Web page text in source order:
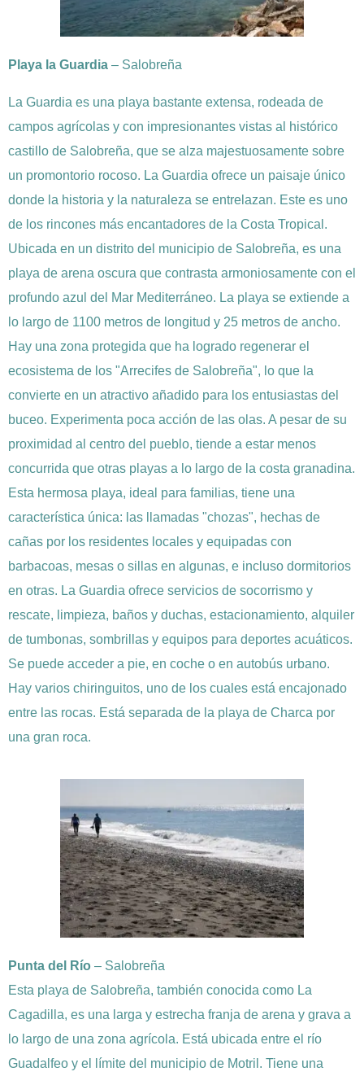
Playa la Guardia – Salobreña
La Guardia es una playa bastante extensa, rodeada de
campos agrícolas y con impresionantes vistas al histórico
castillo de Salobreña, que se alza majestuosamente sobre
un promontorio rocoso. La Guardia ofrece un paisaje único
donde la historia y la naturaleza se entrelazan. Este es uno
de los rincones más encantadores de la Costa Tropical.
Ubicada en un distrito del municipio de Salobreña, es una
playa de arena oscura que contrasta armoniosamente con el
profundo azul del Mar Mediterráneo. La playa se extiende a
lo largo de 1100 metros de longitud y 25 metros de ancho.
Hay una zona protegida que ha logrado regenerar el
ecosistema de los "Arrecifes de Salobreña", lo que la
convierte en un atractivo añadido para los entusiastas del
buceo. Experimenta poca acción de las olas. A pesar de su
proximidad al centro del pueblo, tiende a estar menos
concurrida que otras playas a lo largo de la costa granadina.
Esta hermosa playa, ideal para familias, tiene una
característica única: las llamadas "chozas", hechas de
cañas por los residentes locales y equipadas con
barbacoas, mesas o sillas en algunas, e incluso dormitorios
en otras. La Guardia ofrece servicios de socorrismo y
rescate, limpieza, baños y duchas, estacionamiento, alquiler
de tumbonas, sombrillas y equipos para deportes acuáticos.
Se puede acceder a pie, en coche o en autobús urbano.
Hay varios chiringuitos, uno de los cuales está encajonado
entre las rocas. Está separada de la playa de Charca por
una gran roca.
Punta del Río – Salobreña
Esta playa de Salobreña, también conocida como La
Cagadilla, es una larga y estrecha franja de arena y grava a
lo largo de una zona agrícola. Está ubicada entre el río
Guadalfeo y el límite del municipio de Motril. Tiene una